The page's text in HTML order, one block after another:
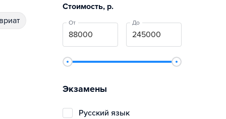
Стоимость, р.
От До
Экзамены
русский язык